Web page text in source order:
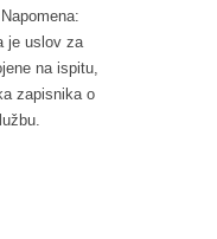
je uslov za
na ispitu,
zapisnika o